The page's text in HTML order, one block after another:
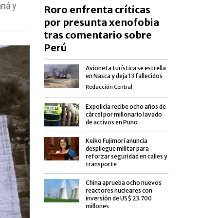
y
Roro enfrenta críticas
por presunta xenofobia
tras comentario sobre
Perú
Avioneta turística se estrella
en Nasca y deja 13 fallecidos
Redacción Central
Expolicía recibe ocho años de
cárcel por millonario lavado
de activos en Puno
Keiko Fujimori anuncia
despliegue militar para
reforzar seguridad en calles y
transporte
China aprueba ocho nuevos
reactores nucleares con
inversión de US$ 23.700
millones